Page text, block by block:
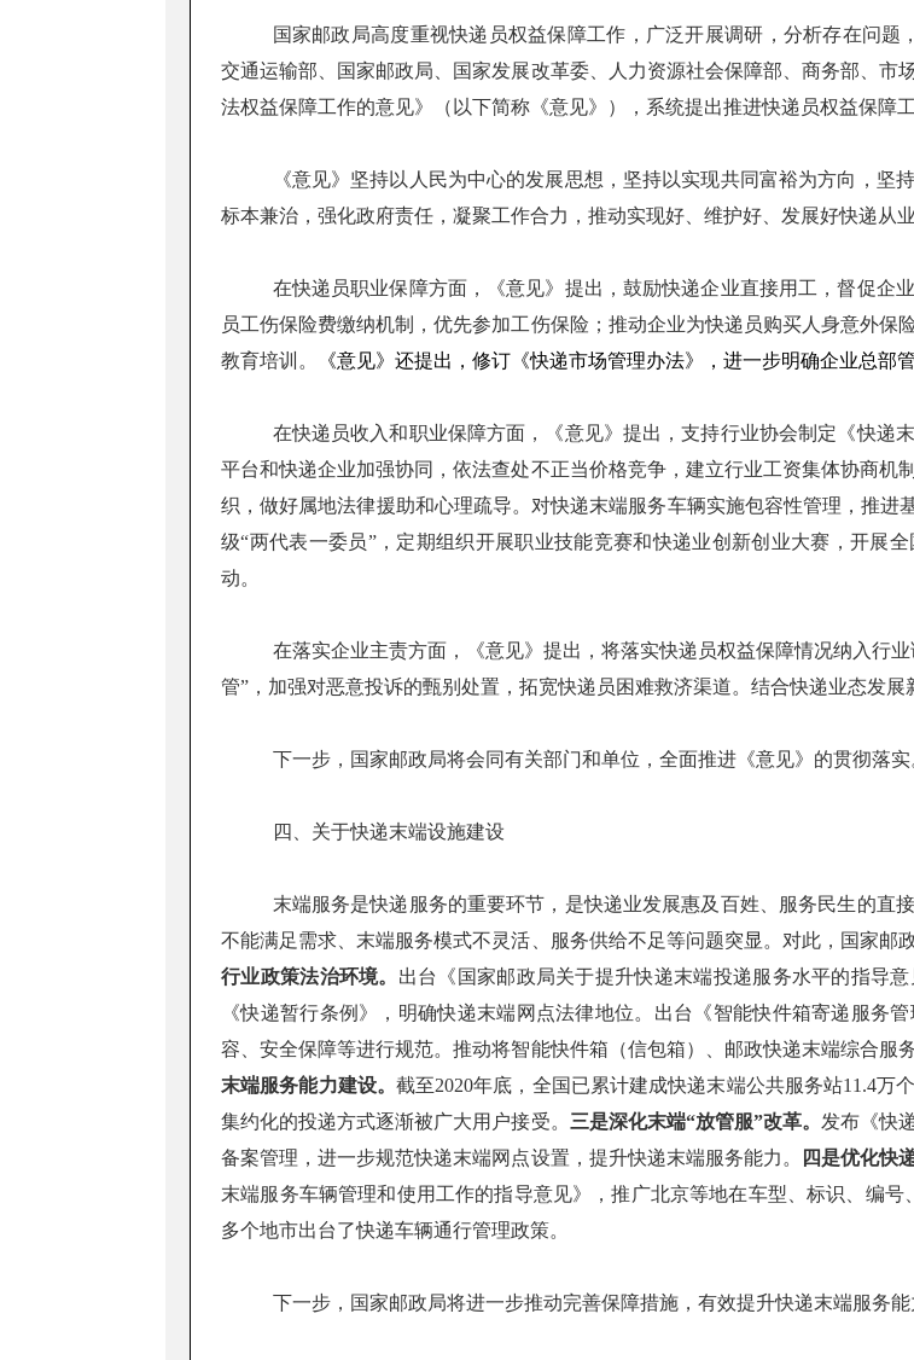
国家邮政局高度重视快递员权益保障工作，广泛开展调研，分析存在问题
交通运输部、国家邮政局、国家发展改革委、人力资源社会保障部、商务部、市
法权益保障工作的意见》（以下简称《意见》），系统提出推进快递员权益保障
《意见》坚持以人民为中心的发展思想，坚持以实现共同富裕为方向，坚
标本兼治，强化政府责任，凝聚工作合力，推动实现好、维护好、发展好快递从
在快递员职业保障方面，《意见》提出，鼓励快递企业直接用工，督促企
员工伤保险费缴纳机制，优先参加工伤保险；推动企业为快递员购买人身意外
教育培训。
《意见》还提出，修订《快递市场管理办法》，进一步明确企业总部
在快递员收入和职业保障方面，《意见》提出，支持行业协会制定《快递
平台和快递企业加强协同，依法查处不正当价格竞争，建立行业工资集体协商机
织，做好属地法律援助和心理疏导。对快递末端服务车辆实施包容性管理，推进
级“两代表一委员”，定期组织开展职业技能竞赛和快递业创新创业大赛，开展
动。
在落实企业主责方面，《意见》提出，将落实快递员权益保障情况纳入行
管”，加强对恶意投诉的甄别处置，拓宽快递员困难救济渠道。结合快递业态发展
下一步，国家邮政局将会同有关部门和单位，全面推进《意见》的贯彻落实
四、关于快递末端设施建设
末端服务是快递服务的重要环节，是快递业发展惠及百姓、服务民生的直
不能满足需求、末端服务模式不灵活、服务供给不足等问题突显。对此，国家邮
行业政策法治环境。 出台《国家邮政局关于提升快递末端投递服务水平的指导
《快递暂行条例》，明确快递末端网点法律地位。出台《智能快件箱寄递服务
容、安全保障等进行规范。推动将智能快件箱（信包箱）、邮政快递末端综合服
末端服务能力建设。 截至2020年底，全国已累计建成快递末端公共服务站11.4万
集约化的投递方式逐渐被广大用户接受。 三是深化末端“放管服”改革。 发布《快
备案管理，进一步规范快递末端网点设置，提升快递末端服务能力。
四是优化快
末端服务车辆管理和使用工作的指导意见》，推广北京等地在车型、标识、编
多个地市出台了快递车辆通行管理政策。
下一步，国家邮政局将进一步推动完善保障措施，有效提升快递末端服务能